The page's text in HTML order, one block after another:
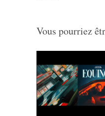
Vous pourriez